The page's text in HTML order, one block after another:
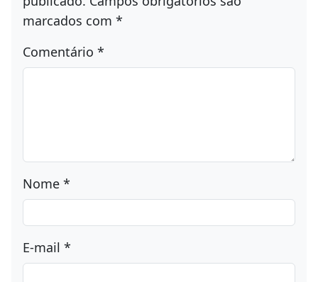
publicado. Campos obrigatórios são
marcados com
Comentário
Nome
E-mail